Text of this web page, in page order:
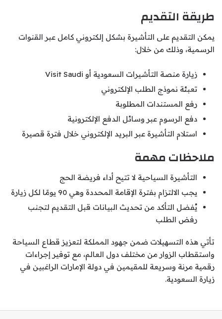
طريقة التقديم
يمكن التقديم على التأشيرة بشكل إلكتروني كامل عبر القنوات
الرسمية، وذلك من خلال:
زيارة منصة التأشيرات السعودية أو Visit Saudi
تعبئة نموذج الطلب الإلكتروني
رفع المستندات المطلوبة
دفع الرسوم عبر وسائل الدفع الإلكترونية
استلام التأشيرة عبر البريد الإلكتروني خلال فترة قصيرة
ملاحظات مهمة
التأشيرة السياحية لا تتيح أداء فريضة الحج
يجب الالتزام بفترة الإقامة المحددة وهي 90 يومًا لكل زيارة
يُفضل التأكد من تحديث البيانات قبل التقديم لتجنب
رفض الطلب
تأتي هذه التسهيلات ضمن جهود المملكة لتعزيز قطاع السياحة
واستقطاب الزوار من مختلف دول العالم، مع توفير إجراءات
رقمية مرنة وسريعة للمقيمين في دولة الإمارات الراغبين في
زيارة السعودية.